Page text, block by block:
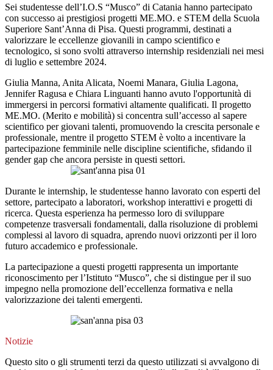
Sei studentesse dell’I.O.S “Musco” di Catania hanno partecipato
con successo ai prestigiosi progetti ME.MO. e STEM della Scuola
Superiore Sant’Anna di Pisa. Questi programmi, destinati a
valorizzare le eccellenze giovanili in campo scientifico e
tecnologico, si sono svolti attraverso internship residenziali nei mesi
di luglio e settembre 2024.
Giulia Manna, Anita Alicata, Noemi Manara, Giulia Lagona,
Jennifer Ragusa e Chiara Linguanti hanno avuto l'opportunità di
immergersi in percorsi formativi altamente qualificati. Il progetto
ME.MO. (Merito e mobilità) si concentra sull’accesso al sapere
scientifico per giovani talenti, promuovendo la crescita personale e
professionale, mentre il progetto STEM è volto a incentivare la
partecipazione femminile nelle discipline scientifiche, sfidando il
gender gap che ancora persiste in questi settori.
Durante le internship, le studentesse hanno lavorato con esperti del
settore, partecipato a laboratori, workshop interattivi e progetti di
ricerca. Questa esperienza ha permesso loro di sviluppare
competenze trasversali fondamentali, dalla risoluzione di problemi
complessi al lavoro di squadra, aprendo nuovi orizzonti per il loro
futuro accademico e professionale.
La partecipazione a questi progetti rappresenta un importante
riconoscimento per l’Istituto “Musco”, che si distingue per il suo
impegno nella promozione dell’eccellenza formativa e nella
valorizzazione dei talenti emergenti.
Notizie
Questo sito o gli strumenti terzi da questo utilizzati si avvalgono di